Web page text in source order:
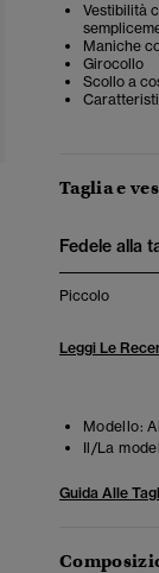
Vestibilità
Maniche
Girocollo
Scollo a
Taglia e
Fedele alla
Piccolo
Leggi Le
Modello:
Il/La
Guida Alle